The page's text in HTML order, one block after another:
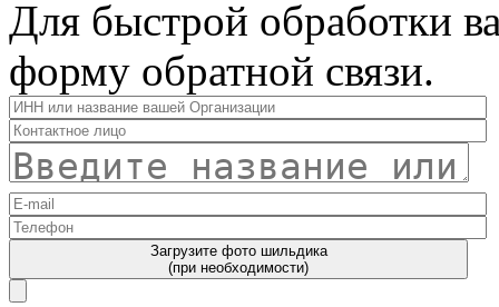
Для быстрой обработки
форму обратной связи.
Загрузите фото шильдика
(при необходимости)